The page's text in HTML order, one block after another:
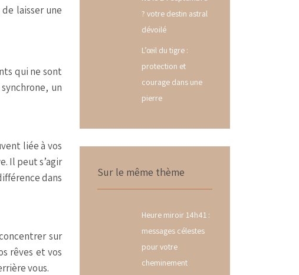
laisser une
qui ne sont
un
liée à vos
Il peut s’agir
dans
sur
rêves et vos
vous.
? votre destin astral
dévoilé
L’œil du tigre :
protection et
courage dans une
pierre
Sur le même thème
Heure miroir 14h41 :
messages célestes
pour votre
cheminement